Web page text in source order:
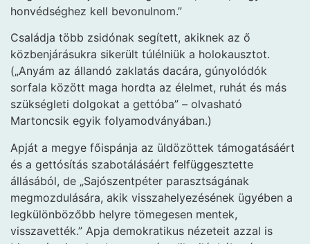
honvédséghez kell bevonulnom.”
Családja több zsidónak segített, akiknek az ő
közbenjárásukra sikerült túlélniük a holokausztot.
(„Anyám az állandó zaklatás dacára, gúnyolódók
sorfala között maga hordta az élelmet, ruhát és más
szükségleti dolgokat a gettóba” – olvasható
Martoncsik egyik folyamodványában.)
Apját a megye főispánja az üldözöttek támogatásáért
és a gettósítás szabotálásáért felfüggesztette
állásából, de „Sajószentpéter parasztságának
megmozdulására, akik visszahelyezésének ügyében a
legkülönbözőbb helyre tömegesen mentek,
visszavették.” Apja demokratikus nézeteit azzal is